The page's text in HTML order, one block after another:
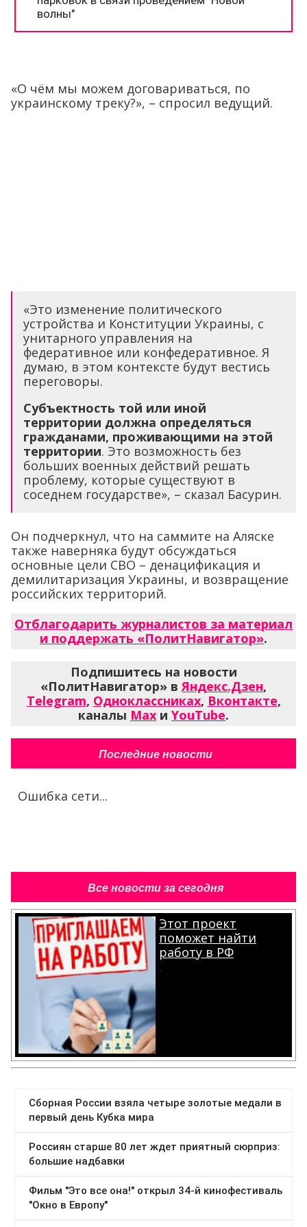
«О чём мы можем договариваться, по
украинскому треку?», – спросил ведущий.
«Это изменение политического
устройства и Конституции Украины, с
унитарного управления на
федеративное или конфедеративное. Я
думаю, в этом контексте будут вестись
переговоры.
Субъектность той или иной
территории должна определяться
гражданами, проживающими на этой
территории. Это возможность без
больших военных действий решать
проблему, которые существуют в
соседнем государстве», – сказал Басурин.
Он подчеркнул, что на саммите на Аляске
также наверняка будут обсуждаться
основные цели СВО – денацификация и
демилитаризация Украины, и возвращение
российских территорий.
Отблагодарить журналистов за материал
и поддержать «ПолитНавигатор».
Подпишитесь на новости
«ПолитНавигатор» вЯндекс.Дзен,
Telegram, Одноклассниках, Вконтакте,
каналы Max и YouTube.
Последние новости
Ошибка сети...
Все новости за сегодня
Этот проект
поможет найти
работу в РФ
.